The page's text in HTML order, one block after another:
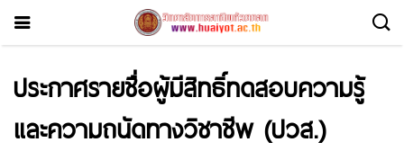
ประกาศรายชื่อผู้มีสิทธิ์ทดสอบความรู้
และความถนัดทางวิชาชีพ (ปวส.)